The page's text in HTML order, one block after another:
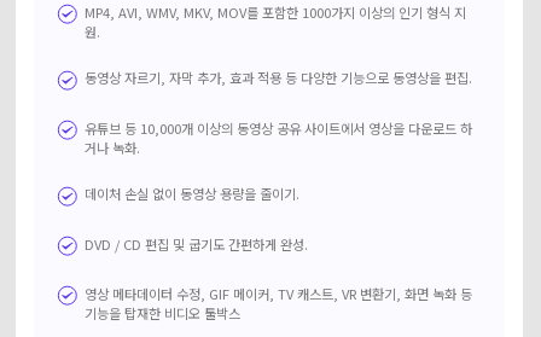
MP4, AVI, WMV, MKV, MOV를 포함한 1000가지 이상의 인기 형식 지
원.
동영상 자르기, 자막 추가, 효과 적용 등 다양한 기능으로 동영상을 편집.
유튜브 등 10,000개 이상의 동영상 공유 사이트에서 영상을 다운로드 하
거나 녹화.
데이처 손실 없이 동영상 용량을 줄이기.
DVD / CD 편집 및 굽기도 간편하게 완성.
영상 메타데이터 수정, GIF 메이커, TV 캐스트, VR 변환기, 화면 녹화 등
기능을 탑재한 비디오 툴박스